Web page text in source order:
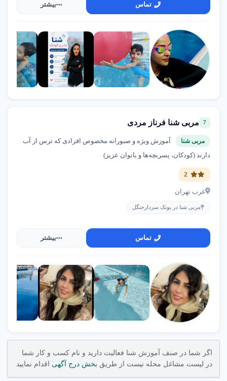
تماس بیشتر
7 مربی شنا فرناز مردی
مربی شنا
آموزش ویژه و صبورانه مخصوص افرادی که ترس از آب
دارند (کودکان، پسربچه‌ها و بانوان عزیز)
غرب تهران
مربی شنا در پونک سردارجنگل
تماس بیشتر
اگر شما در صنف آموزش شنا فعالیت دارید و نام کسب و کار شما
در لیست مشاغل محله نیست از طریق بخش درج آگهی اقدام نمایید